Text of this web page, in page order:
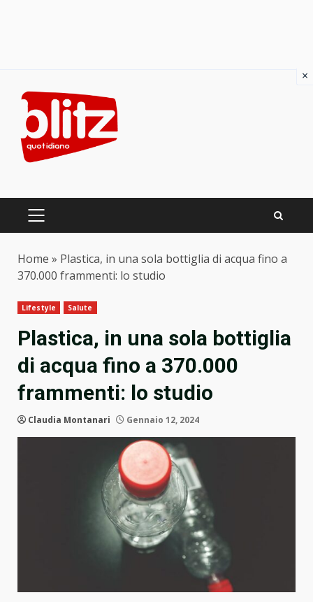
content
PRIMARY
Home » Plastica, in una sola bottiglia di acqua fino a
370.000 frammenti: lo studio
Lifestyle Salute
Plastica, in una sola bottiglia
di acqua fino a 370.000
frammenti: lo studio
Claudia Montanari Gennaio 12, 2024
×